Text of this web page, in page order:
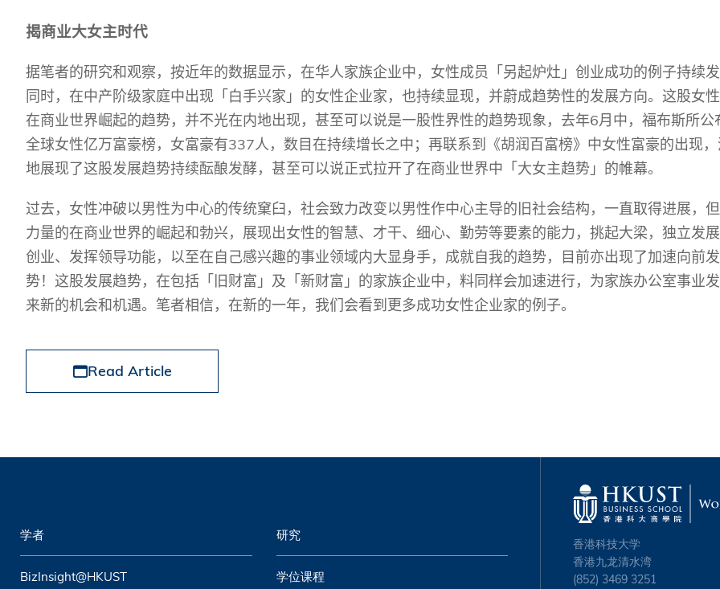
揭商业大女主时代
据笔者的研究和观察，按近年的数据显示，在华人家族企业中，女性成员「另起炉灶」创业成功的例子持续发
同时，在中产阶级家庭中出现「白手兴家」的女性企业家，也持续显现，并蔚成趋势性的发展方向。这股女
在商业世界崛起的趋势，并不光在内地出现，甚至可以说是一股性界性的趋势现象，去年6月中，福布斯所公
全球女性亿万富豪榜，女富豪有337人，数目在持续增长之中；再联系到《胡润百富榜》中女性富豪的出现
地展现了这股发展趋势持续酝酿发酵，甚至可以说正式拉开了在商业世界中「大女主趋势」的帷幕。
过去，女性冲破以男性为中心的传统窠臼，社会致力改变以男性作中心主导的旧社会结构，一直取得进展，
力量的在商业世界的崛起和勃兴，展现出女性的智慧、才干、细心、勤劳等要素的能力，挑起大梁，独立发
创业、发挥领导功能，以至在自己感兴趣的事业领域内大显身手，成就自我的趋势，目前亦出现了加速向前
势！这股发展趋势，在包括「旧财富」及「新财富」的家族企业中，料同样会加速进行，为家族办公室事业
来新的机会和机遇。笔者相信，在新的一年，我们会看到更多成功女性企业家的例子。
Read Article
学者 研究
BizInsight@HKUST 学位课程
香港科技大学
香港九龙清水湾
(852) 3469 3251